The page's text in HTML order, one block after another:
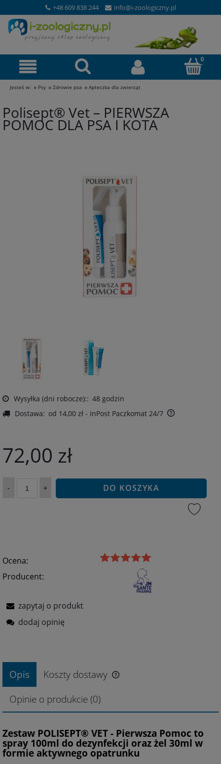
+48 609 838 244 info@i-zoologiczny.pl
Jesteś w: » Psy » Zdrowie psa » Apteczka dla zwierząt
Polisept® Vet – PIERWSZA
POMOC DLA PSA I KOTA
Wysyłka (dni robocze):: 48 godzin
Dostawa: od 14,00 zł - InPost Paczkomat 24/7
72,00 zł
- + DO KOSZYKA
Ocena:
Producent:
zapytaj o produkt
dodaj opinię
Opis
Koszty dostawy
Opinie o produkcie (0)
Zestaw POLISEPT® VET - Pierwsza Pomoc to
spray 100ml do dezynfekcji oraz żel 30ml w
formie aktywnego opatrunku